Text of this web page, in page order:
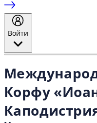
Войти
Корфу